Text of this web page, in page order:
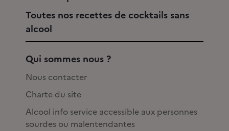
Toutes nos recettes de cocktails sans
alcool
Qui sommes nous ?
Nous contacter
Charte du site
Alcool info service accessible aux personnes
sourdes ou malentendantes